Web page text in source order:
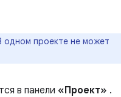
одном проекте не может
в панели «Проект» .